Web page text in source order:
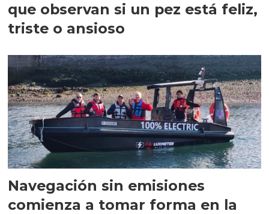
que observan si un pez está feliz,
triste o ansioso
Navegación sin emisiones
comienza a tomar forma en la